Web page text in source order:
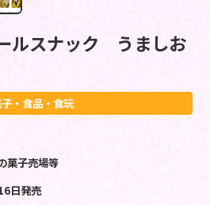
ルスナック うましお
・食品・食玩
菓子売場等
日発売